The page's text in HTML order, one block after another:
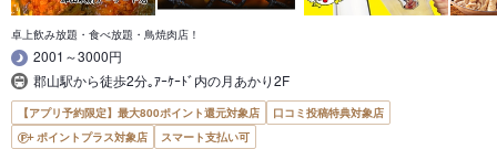
卓上飲み放題・食べ放題・鳥焼肉店！
2001～3000円
郡山駅から徒歩2分｡ｱｰｹｰﾄﾞ内の月あかり2F
【アプリ予約限定】最大800ポイント還元対象店
口コミ投稿特典対象店
ポイントプラス対象店
スマート支払い可